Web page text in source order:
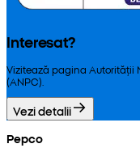
Interesat?
Vizitează pagina Autorității
(ANPC).
Vezi detalii
Pepco